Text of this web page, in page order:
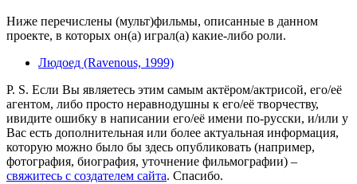
Ниже перечислены (мульт)фильмы, описанные в данном
проекте, в которых он(а) играл(а) какие-либо роли.
Людоед (Ravenous, 1999)
P. S. Если Вы являетесь этим самым актёром/актрисой, его/её
агентом, либо просто неравнодушны к его/её творчеству,
ивидите ошибку в написании его/её имени по-русски, и/или у
Вас есть дополнительная или более актуальная информация,
которую можно было бы здесь опубликовать (например,
фотография, биография, уточнение фильмографии) –
свяжитесь с создателем сайта. Спасибо.